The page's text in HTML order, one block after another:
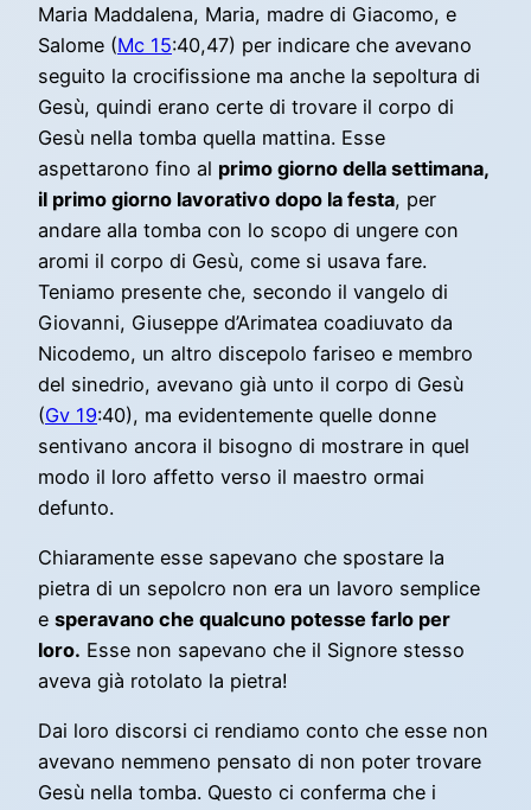
Maria Maddalena, Maria, madre di Giacomo, e
Salome (Mc 15:40,47) per indicare che avevano
seguito la crocifissione ma anche la sepoltura di
Gesù, quindi erano certe di trovare il corpo di
Gesù nella tomba quella mattina. Esse
aspettarono fino al primo giorno della settimana,
il primo giorno lavorativo dopo la festa, per
andare alla tomba con lo scopo di ungere con
aromi il corpo di Gesù, come si usava fare.
Teniamo presente che, secondo il vangelo di
Giovanni, Giuseppe d’Arimatea coadiuvato da
Nicodemo, un altro discepolo fariseo e membro
del sinedrio, avevano già unto il corpo di Gesù
(Gv 19:40), ma evidentemente quelle donne
sentivano ancora il bisogno di mostrare in quel
modo il loro affetto verso il maestro ormai
defunto.
Chiaramente esse sapevano che spostare la
pietra di un sepolcro non era un lavoro semplice
e speravano che qualcuno potesse farlo per
loro. Esse non sapevano che il Signore stesso
aveva già rotolato la pietra!
Dai loro discorsi ci rendiamo conto che esse non
avevano nemmeno pensato di non poter trovare
Gesù nella tomba. Questo ci conferma che i